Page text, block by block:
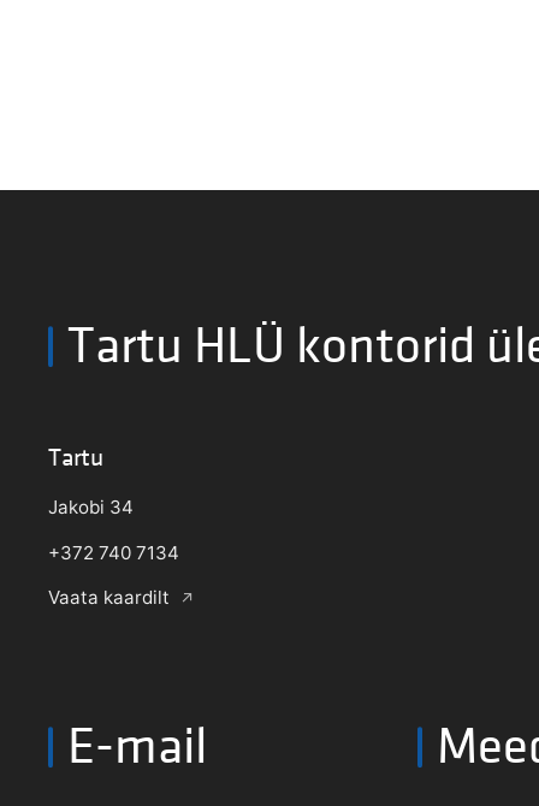
Tartu HLÜ kontorid
Tartu
Jakobi 34
+372 740 7134
Vaata kaardilt
E-mail